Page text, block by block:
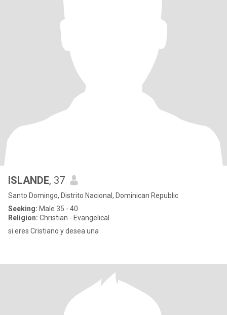
ISLANDE, 37
Santo Domingo, Distrito Nacional, Dominican Republic
Seeking: Male 35 - 40
Religion: Christian - Evangelical
si eres Cristiano y desea una